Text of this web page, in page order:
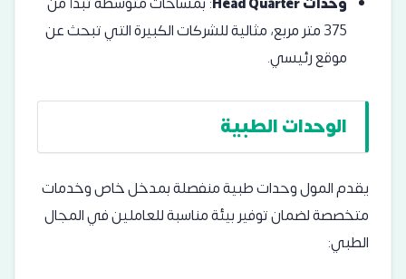
375 متر مربع، مثالية للشركات الكبيرة التي تبحث عن
موقع رئيسي.
الوحدات الطبية
يقدم المول وحدات طبية منفصلة بمدخل خاص وخدمات
متخصصة لضمان توفير بيئة مناسبة للعاملين في المجال
الطبي: